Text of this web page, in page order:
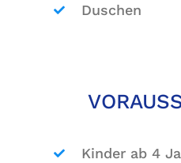
Duschen
Kinder ab 4